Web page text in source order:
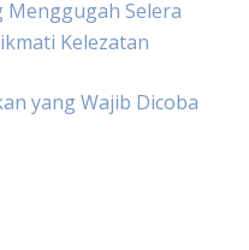
Menggugah Selera
Kelezatan
yang Wajib Dicoba